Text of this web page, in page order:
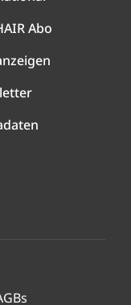
Abo